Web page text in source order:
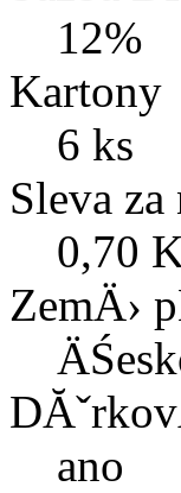
12%
Kartony
6 ks
Sleva
0,70
ZemÄ›
ano